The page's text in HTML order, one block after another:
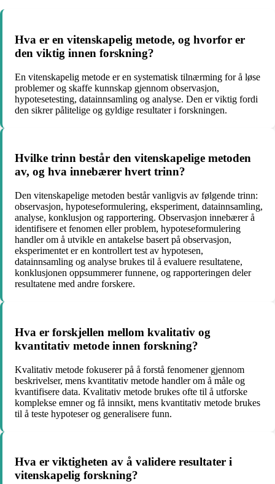
Hva er en vitenskapelig metode, og hvorfor er
den viktig innen forskning?
En vitenskapelig metode er en systematisk tilnærming for å løse
problemer og skaffe kunnskap gjennom observasjon,
hypotesetesting, datainnsamling og analyse. Den er viktig fordi
den sikrer pålitelige og gyldige resultater i forskningen.
Hvilke trinn består den vitenskapelige metoden
av, og hva innebærer hvert trinn?
Den vitenskapelige metoden består vanligvis av følgende trinn:
observasjon, hypoteseformulering, eksperiment, datainnsamling,
analyse, konklusjon og rapportering. Observasjon innebærer å
identifisere et fenomen eller problem, hypoteseformulering
handler om å utvikle en antakelse basert på observasjon,
eksperimentet er en kontrollert test av hypotesen,
datainnsamling og analyse brukes til å evaluere resultatene,
konklusjonen oppsummerer funnene, og rapporteringen deler
resultatene med andre forskere.
Hva er forskjellen mellom kvalitativ og
kvantitativ metode innen forskning?
Kvalitativ metode fokuserer på å forstå fenomener gjennom
beskrivelser, mens kvantitativ metode handler om å måle og
kvantifisere data. Kvalitativ metode brukes ofte til å utforske
komplekse emner og få innsikt, mens kvantitativ metode brukes
til å teste hypoteser og generalisere funn.
Hva er viktigheten av å validere resultater i
vitenskapelig forskning?